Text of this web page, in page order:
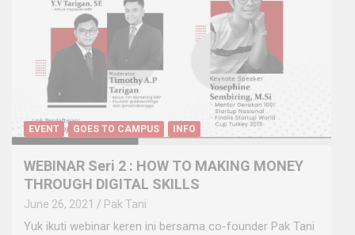
EVENT GOES TO CAMPUS INFO
WEBINAR Seri 2 : HOW TO MAKING MONEY
THROUGH DIGITAL SKILLS
June 26, 2021 Pak Tani
Yuk ikuti webinar keren ini bersama co-founder Pak Tani